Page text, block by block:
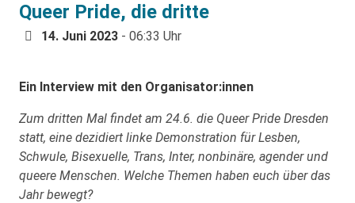
Queer Pride, die dritte
14. Juni 2023 - 06:33 Uhr
Ein Interview mit den Organisator:innen
Zum dritten Mal findet am 24.6. die Queer Pride Dresden
statt, eine dezidiert linke Demonstration für Lesben,
Schwule, Bisexuelle, Trans, Inter, nonbinäre, agender und
queere Menschen. Welche Themen haben euch über das
Jahr bewegt?